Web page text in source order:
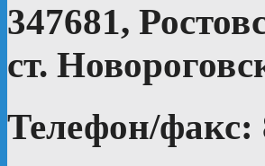
347681,
ст.
Телефон/факс: